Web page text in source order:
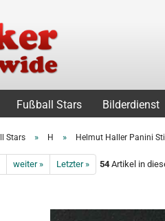
Fußball Stars Bilderdienst
Stars » H » Helmut Haller Panini
weiter » Letzter » 54Artikel in